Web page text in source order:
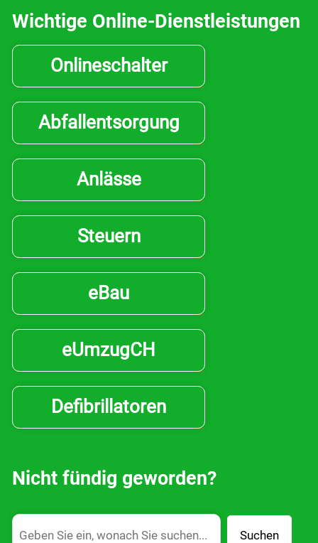
Wichtige Online-Dienstleistungen
Onlineschalter
Abfallentsorgung
Anlässe
Steuern
eBau
eUmzugCH
Defibrillatoren
Nicht fündig geworden?
Suchen